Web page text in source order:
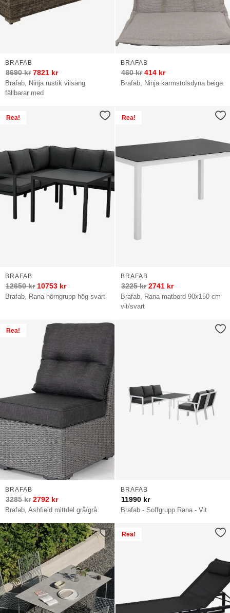
Brafab, Ninja rustik vilsäng
fällbarar med
BRAFAB
8690kr 7821 kr
Brafab, Ninja karmstolsdyna beige
BRAFAB
460kr 414 kr
Rea!
Brafab, Rana hörngrupp hög svart
BRAFAB
12650kr 10753 kr
Rea!
Brafab, Rana matbord 90x150 cm
vit/svart
BRAFAB
3225kr 2741 kr
Rea!
Brafab, Ashfield mittdel grå/grå
BRAFAB
3285kr 2792 kr
Brafab - Soffgrupp Rana - Vit
BRAFAB
11990 kr
Rea!